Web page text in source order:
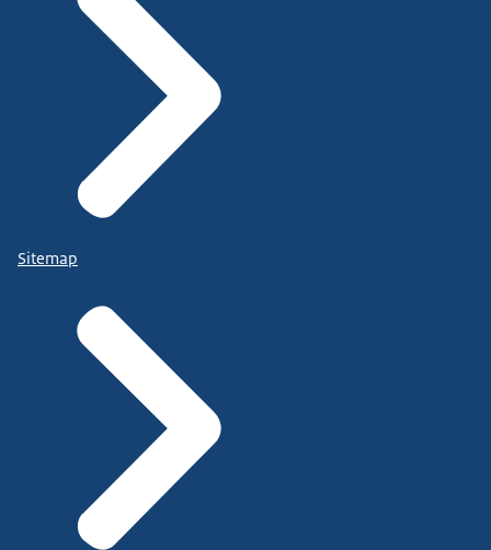
Sitemap